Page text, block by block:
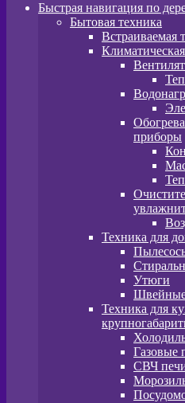
Быстрая навигация по
Бытовая техника
Встраиваемая
приборы
Техника для
Утюги
Техника для
Газовые
СВЧ